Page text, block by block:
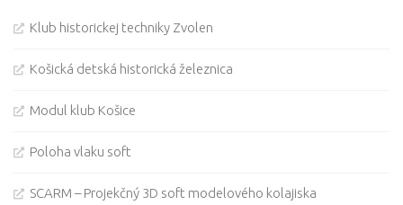
Klub historickej techniky Zvolen
Košická detská historická železnica
Modul klub Košice
Poloha vlaku soft
SCARM – Projekčný 3D soft modelového kolajiska